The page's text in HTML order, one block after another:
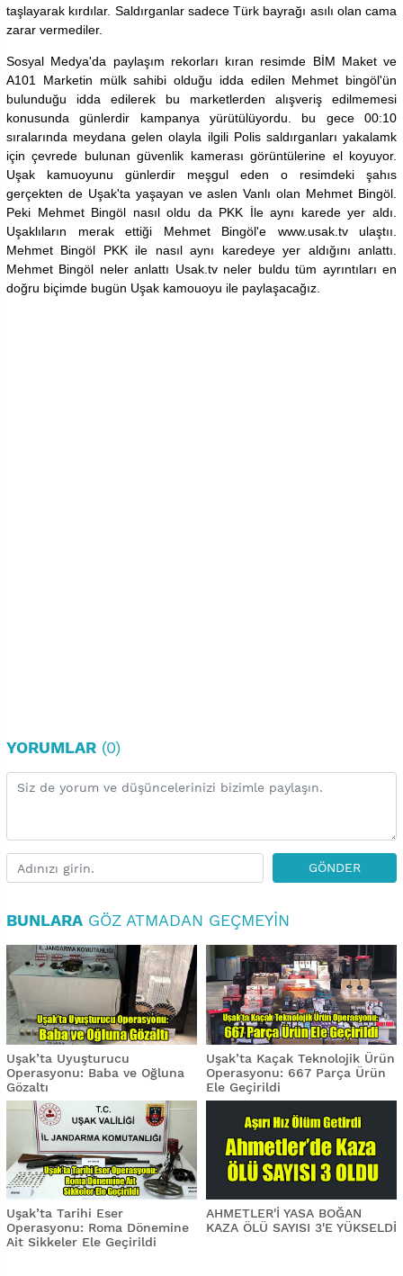
taşlayarak kırdılar. Saldırganlar sadece Türk bayrağı asılı olan cama
zarar vermediler.
Sosyal Medya'da paylaşım rekorları kıran resimde BİM Maket ve
A101 Marketin mülk sahibi olduğu idda edilen Mehmet bingöl'ün
bulunduğu idda edilerek bu marketlerden alışveriş edilmemesi
konusunda günlerdir kampanya yürütülüyordu. bu gece 00:10
sıralarında meydana gelen olayla ilgili Polis saldırganları yakalamk
için çevrede bulunan güvenlik kamerası görüntülerine el koyuyor.
Uşak kamuoyunu günlerdir meşgul eden o resimdeki şahıs
gerçekten de Uşak'ta yaşayan ve aslen Vanlı olan Mehmet Bingöl.
Peki Mehmet Bingöl nasıl oldu da PKK İle aynı karede yer aldı.
Uşaklıların merak ettiği Mehmet Bingöl'e www.usak.tv ulaştıı.
Mehmet Bingöl PKK ile nasıl aynı karedeye yer aldığını anlattı.
Mehmet Bingöl neler anlattı Usak.tv neler buldu tüm ayrıntıları en
doğru biçimde bugün Uşak kamouoyu ile paylaşacağız.
YORUMLAR (0)
GÖNDER
BUNLARA GÖZ ATMADAN GEÇMEYIN
Uşak’ta Uyuşturucu
Operasyonu: Baba ve Oğluna
Gözaltı
Uşak’ta Kaçak Teknolojik Ürün
Operasyonu: 667 Parça Ürün
Ele Geçirildi
Uşak’ta Tarihi Eser
Operasyonu: Roma Dönemine
Ait Sikkeler Ele Geçirildi
AHMETLER'İ YASA BOĞAN
KAZA ÖLÜ SAYISI 3'E YÜKSELDİ